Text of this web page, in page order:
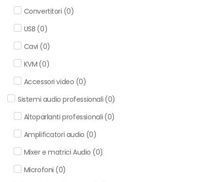
Convertitori (0)
USB (0)
Cavi (0)
KVM (0)
Accessori video (0)
Sistemi audio professionali (0)
Altoparlanti professionali (0)
Amplificatori audio (0)
Mixer e matrici Audio (0)
Microfoni (0)